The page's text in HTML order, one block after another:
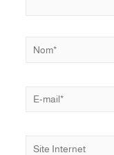
Nom*
E-
Site